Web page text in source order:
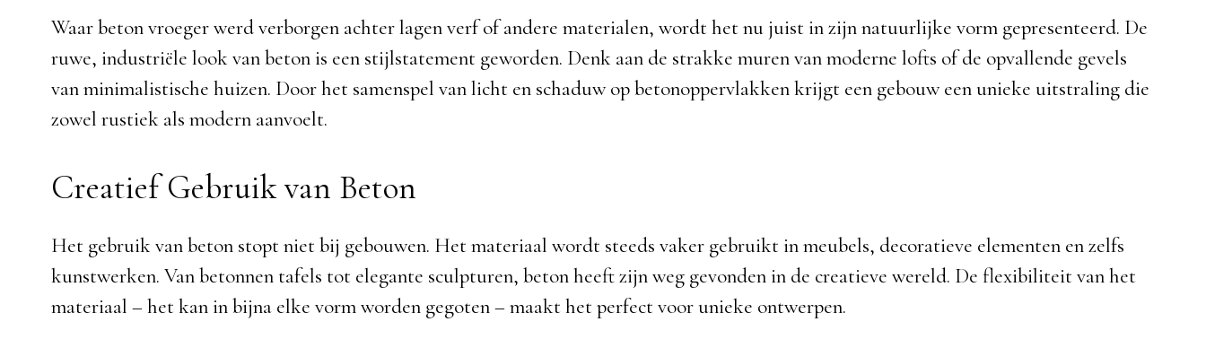
Waar beton vroeger werd verborgen achter lagen verf of andere materialen, wordt het nu juist in zijn natuurlijke vorm gepresenteerd. De
ruwe, industriële look van beton is een stijlstatement geworden. Denk aan de strakke muren van moderne lofts of de opvallende gevels
van minimalistische huizen. Door het samenspel van licht en schaduw op betonoppervlakken krijgt een gebouw een unieke uitstraling die
zowel rustiek als modern aanvoelt.
Creatief Gebruik van Beton
Het gebruik van beton stopt niet bij gebouwen. Het materiaal wordt steeds vaker gebruikt in meubels, decoratieve elementen en zelfs
kunstwerken. Van betonnen tafels tot elegante sculpturen, beton heeft zijn weg gevonden in de creatieve wereld. De flexibiliteit van het
materiaal – het kan in bijna elke vorm worden gegoten – maakt het perfect voor unieke ontwerpen.